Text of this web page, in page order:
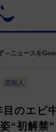
～ニュースを
芸能人
目のエビ
“初解禁